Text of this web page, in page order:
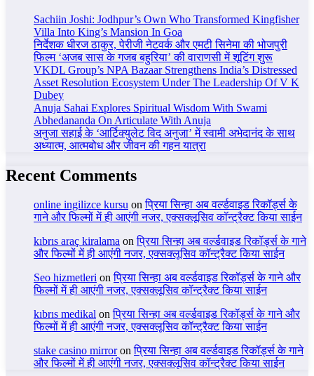
Sachiin Joshi: Jodhpur’s Own Who Transformed Kingfisher
Villa Into King’s Mansion In Goa
निर्देशक धीरज ठाकुर, पेरीजी नेटवर्क और एमटी सिनेमा की भोजपुरी
फिल्म ‘अजब सास के गजब बहुरिया’ की वाराणसी में शूटिंग शुरू
VKDL Group’s NPA Bazaar Strengthens India’s Distressed
Asset Resolution Ecosystem Under The Leadership Of V K
Dubey
Anuja Sahai Explores Spiritual Wisdom With Swami
Abhedananda On Articulate With Anuja
अनुजा सहाई के ‘आर्टिक्युलेट विद अनुजा’ में स्वामी अभेदानंद के साथ
अध्यात्म, आत्मबोध और जीवन की गहन यात्रा
Recent Comments
online ingilizce kursu onप्रिया सिन्हा अब वर्ल्डवाइड रिकॉर्ड्स के
गाने और फिल्मों में ही आएंगी नजर, एक्सक्लूसिव कॉन्ट्रैक्ट किया साईन
kıbrıs araç kiralama onप्रिया सिन्हा अब वर्ल्डवाइड रिकॉर्ड्स के गाने
और फिल्मों में ही आएंगी नजर, एक्सक्लूसिव कॉन्ट्रैक्ट किया साईन
Seo hizmetleri onप्रिया सिन्हा अब वर्ल्डवाइड रिकॉर्ड्स के गाने और
फिल्मों में ही आएंगी नजर, एक्सक्लूसिव कॉन्ट्रैक्ट किया साईन
kıbrıs medikal onप्रिया सिन्हा अब वर्ल्डवाइड रिकॉर्ड्स के गाने और
फिल्मों में ही आएंगी नजर, एक्सक्लूसिव कॉन्ट्रैक्ट किया साईन
stake casino mirroronप्रिया सिन्हा अब वर्ल्डवाइड रिकॉर्ड्स के गाने
और फिल्मों में ही आएंगी नजर, एक्सक्लूसिव कॉन्ट्रैक्ट किया साईन